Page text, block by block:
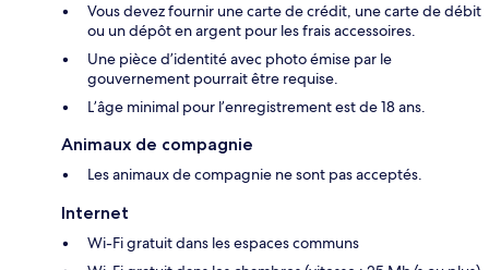
Vous devez fournir une carte de crédit, une carte de débit
ou un dépôt en argent pour les frais accessoires.
Une pièce d’identité avec photo émise par le
gouvernement pourrait être requise.
L’âge minimal pour l’enregistrement est de 18 ans.
Animaux de compagnie
Les animaux de compagnie ne sont pas acceptés.
Internet
Wi-Fi gratuit dans les espaces communs